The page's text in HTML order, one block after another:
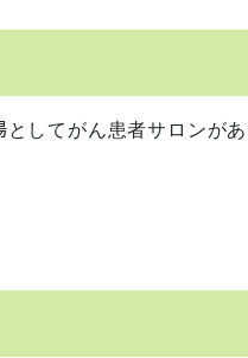
してがん患者サロンが